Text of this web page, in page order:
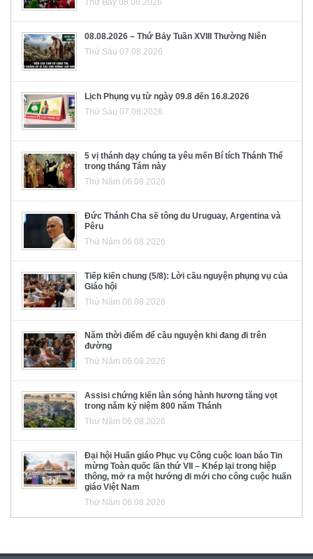
Thứ Bảy 08.08.2026
08.08.2026 – Thứ Bảy Tuần XVIII Thường Niên
Thứ Sáu 07.08.2026
Lịch Phụng vụ từ ngày 09.8 đến 16.8.2026
Thứ Sáu 07.08.2026
5 vị thánh dạy chúng ta yêu mến Bí tích Thánh Thể
trong tháng Tám này
Thứ Năm 06.08.2026
Đức Thánh Cha sẽ tông du Uruguay, Argentina và
Pêru
Thứ Năm 06.08.2026
Tiếp kiến chung (5/8): Lời cầu nguyện phụng vụ của
Giáo hội
Thứ Năm 06.08.2026
Năm thời điểm để cầu nguyện khi đang đi trên
đường
Thứ Năm 06.08.2026
Assisi chứng kiến làn sóng hành hương tăng vọt
trong năm kỷ niệm 800 năm Thánh
Thứ Năm 06.08.2026
Đại hội Huấn giáo Phục vụ Công cuộc loan báo Tin
mừng Toàn quốc lần thứ VII – Khép lại trong hiệp
thông, mở ra một hướng đi mới cho công cuộc huấn
giáo Việt Nam
Thứ Năm 06.08.2026